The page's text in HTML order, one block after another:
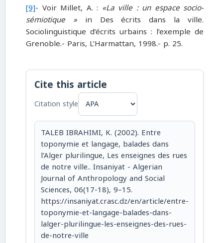
[9]- Voir Millet, A. : «La ville : un espace socio-
sémiotique »in Des écrits dans la ville.
Sociolinguistique d’écrits urbains : l’exemple de
Grenoble.- Paris, L’Harmattan, 1998.- p. 25.
Cite this article
Citation style
TALEB IBRAHIMI, K. (2002). Entre
toponymie et langage, balades dans
l’Alger plurilingue, Les enseignes des rues
de notre ville.. Insaniyat - Algerian
Journal of Anthropology and Social
Sciences, 06(17-18), 9–15.
https://insaniyat.crasc.dz/en/article/entre-
toponymie-et-langage-balades-dans-
lalger-plurilingue-les-enseignes-des-rues-
de-notre-ville